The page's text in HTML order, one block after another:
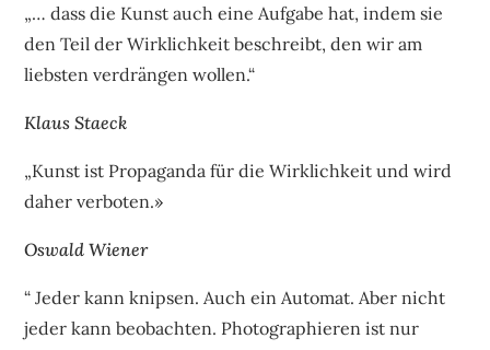
„… dass die Kunst auch eine Aufgabe hat, indem sie
den Teil der Wirklichkeit beschreibt, den wir am
liebsten verdrängen wollen.“
Klaus Staeck
„Kunst ist Propaganda für die Wirklichkeit und wird
daher verboten.»
Oswald Wiener
“ Jeder kann knipsen. Auch ein Automat. Aber nicht
jeder kann beobachten. Photographieren ist nur